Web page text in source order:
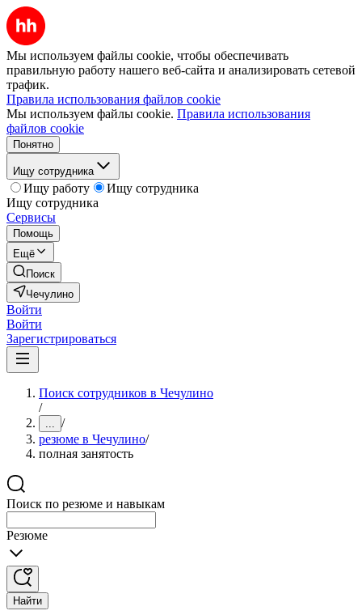
Мы используем файлы cookie, чтобы обеспечивать
правильную работу нашего веб-сайта и анализировать сетевой
трафик.
Правила использования файлов cookie
Мы используем файлы cookie. Правила использования
файлов cookie
Понятно
Ищу сотрудника
Ищу работу
Ищу сотрудника
Ищу сотрудника
Сервисы
Помощь
Ещё
Поиск
Чечулино
Войти
Войти
Зарегистрироваться
Поиск сотрудников в Чечулино
/
... /
резюме в Чечулино/
полная занятость
Поиск по резюме и навыкам
Резюме
Найти